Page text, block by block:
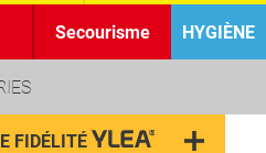
Secourisme HYGIÈNE
FIDÉLITÉ